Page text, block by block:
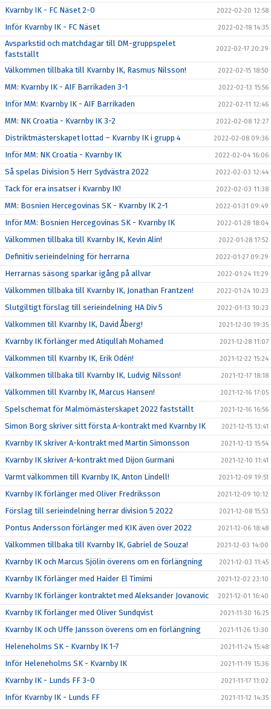
Kvarnby IK - FC Näset 2-0 2022-02-20 12:58
Inför Kvarnby IK - FC Näset 2022-02-18 14:35
Avsparkstid och matchdagar till DM-gruppspelet
fastställt
2022-02-17 20:29
Välkommen tillbaka till Kvarnby IK, Rasmus Nilsson! 2022-02-15 18:50
MM: Kvarnby IK - AIF Barrikaden 3-1 2022-02-13 15:56
Inför MM: Kvarnby IK - AIF Barrikaden 2022-02-11 12:46
MM: NK Croatia - Kvarnby IK 3-2 2022-02-08 12:27
Distriktmästerskapet lottad – Kvarnby IK i grupp 4 2022-02-08 09:36
Inför MM: NK Croatia - Kvarnby IK 2022-02-04 16:06
Så spelas Division 5 Herr Sydvästra 2022 2022-02-03 12:44
Tack för era insatser i Kvarnby IK! 2022-02-03 11:38
MM: Bosnien Hercegovinas SK - Kvarnby IK 2-1 2022-01-31 09:49
Inför MM: Bosnien Hercegovinas SK - Kvarnby IK 2022-01-28 18:04
Välkommen tillbaka till Kvarnby IK, Kevin Alin! 2022-01-28 17:52
Definitiv serieindelning för herrarna 2022-01-27 09:29
Herrarnas säsong sparkar igång på allvar 2022-01-24 11:29
Välkommen tillbaka till Kvarnby IK, Jonathan Frantzen! 2022-01-24 10:23
Slutgiltigt förslag till serieindelning HA Div 5 2022-01-13 10:23
Välkommen till Kvarnby IK, David Åberg! 2021-12-30 19:35
Kvarnby IK förlänger med Atiqullah Mohamed 2021-12-28 11:07
Välkommen till Kvarnby IK, Erik Odén! 2021-12-22 15:24
Välkommen tillbaka till Kvarnby IK, Ludvig Nilsson! 2021-12-17 18:18
Välkommen till Kvarnby IK, Marcus Hansen! 2021-12-16 17:05
Spelschemat för Malmömästerskapet 2022 fastställt 2021-12-16 16:56
Simon Borg skriver sitt första A-kontrakt med Kvarnby IK 2021-12-15 13:41
Kvarnby IK skriver A-kontrakt med Martin Simonsson 2021-12-13 15:54
Kvarnby IK skriver A-kontrakt med Dijon Gurmani 2021-12-10 11:41
Varmt välkommen till Kvarnby IK, Anton Lindell! 2021-12-09 19:51
Kvarnby IK förlänger med Oliver Fredriksson 2021-12-09 10:12
Förslag till serieindelning herrar division 5 2022 2021-12-08 15:53
Pontus Andersson förlänger med KIK även över 2022 2021-12-06 18:48
Välkommen tillbaka till Kvarnby IK, Gabriel de Souza! 2021-12-03 14:00
Kvarnby IK och Marcus Sjölin överens om en förlängning 2021-12-03 11:45
Kvarnby IK förlänger med Haider El Timimi 2021-12-02 23:10
Kvarnby IK förlänger kontraktet med Aleksander Jovanovic 2021-12-01 16:40
Kvarnby IK förlänger med Oliver Sundqvist 2021-11-30 16:25
Kvarnby IK och Uffe Jansson överens om en förlängning 2021-11-26 13:30
Heleneholms SK - Kvarnby IK 1-7 2021-11-24 15:48
Inför Heleneholms SK - Kvarnby IK 2021-11-19 15:36
Kvarnby IK - Lunds FF 3-0 2021-11-17 11:02
Inför Kvarnby IK - Lunds FF 2021-11-12 14:35